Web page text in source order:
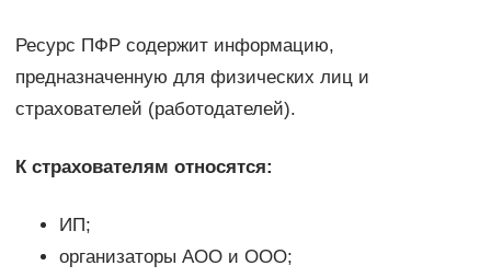
Ресурс ПФР содержит информацию,
предназначенную для физических лиц и
страхователей (работодателей).
К страхователям относятся:
ИП;
организаторы АОО и ООО;